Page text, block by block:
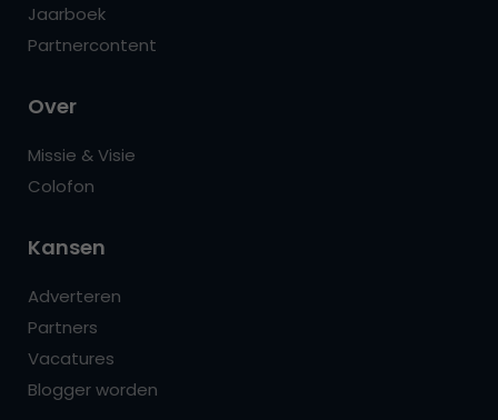
Jaarboek
Partnercontent
Over
Missie & Visie
Colofon
Kansen
Adverteren
Partners
Vacatures
Blogger worden